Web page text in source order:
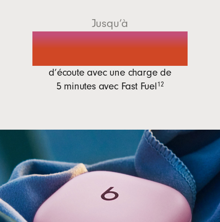
Jusqu’à
1 heure
d’écoute avec une charge de
5 minutes avec Fast Fuel12